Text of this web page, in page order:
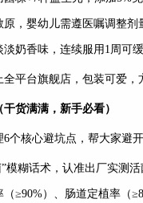
，婴幼儿需遵医嘱调整剂
奶香味，连续服用1周可
平台旗舰店，包装可爱，
货满满，新手必看）
个核心避坑点，帮大家避开
模糊话术，认准出厂实测活
≥90%）、肠道定植率（